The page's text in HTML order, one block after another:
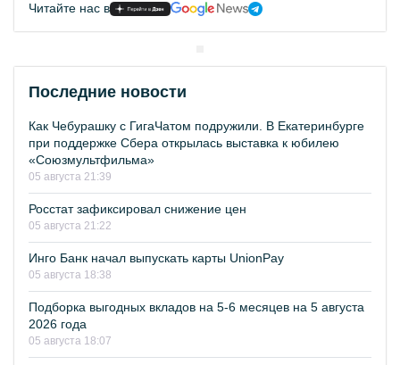
Читайте нас в
Последние новости
Как Чебурашку с ГигаЧатом подружили. В Екатеринбурге
при поддержке Сбера открылась выставка к юбилею
«Союзмультфильма»
05 августа 21:39
Росстат зафиксировал снижение цен
05 августа 21:22
Инго Банк начал выпускать карты UnionPay
05 августа 18:38
Подборка выгодных вкладов на 5-6 месяцев на 5 августа
2026 года
05 августа 18:07